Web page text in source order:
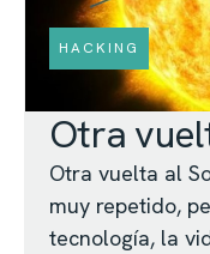
HACKING
Otra
Otra vuelta al
muy repetido,
tecnología, la